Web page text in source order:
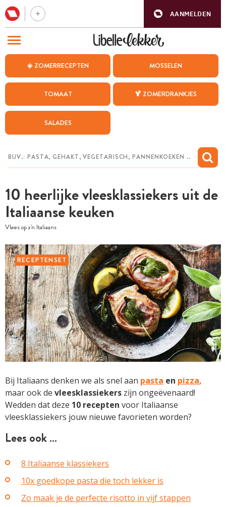
AANMELDEN
☀️ ZOMERRECEPTEN MOSSELEN
TOMAAT 🍹 ZOMERDRANKJES
SALADES
10 heerlijke vleesklassiekers uit de
Italiaanse keuken
Vlees op z'n Italiaans
RECEPTENSET
Bij Italiaans denken we als snel aan pasta en pizza,
maar ook de vleesklassiekers zijn ongeëvenaard!
Wedden dat deze 10 recepten voor Italiaanse
vleesklassiekers jouw nieuwe favorieten worden?
Lees ook …
8 Italiaanse klassiekers
10x goedkope pasta die toch lekker is
Zo maak je de perfecte risotto in vijf stappen
BEZOEK ONZE ANDERE WEBSITES
WEEKMENU
CHAT MET MAIA
MIJN BEWAARDE RECEPTEN